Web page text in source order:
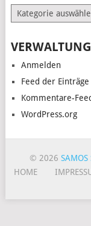
Themen
VERWALTUNG
Anmelden
Feed der Einträge
Kommentare-
WordPress.org
© 2026SAMOS
HOME